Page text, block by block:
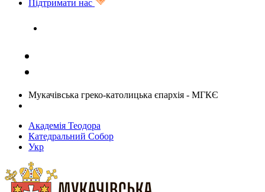
Підтримати нас
Мукачівська греко-католицька єпархія - МГКЄ
Академія Теодора
Катедральний Собор
Укр